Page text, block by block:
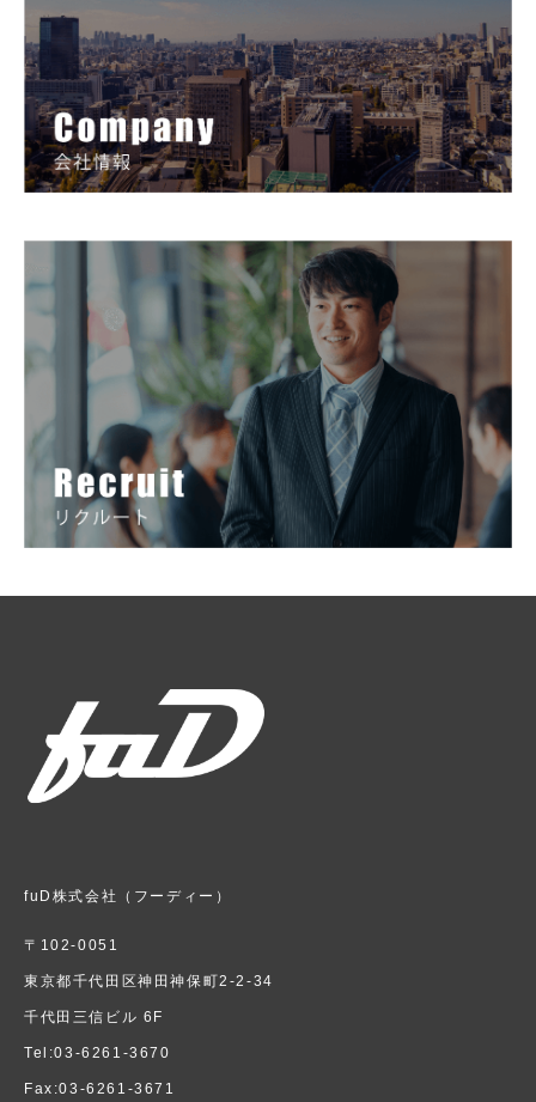
fuD株式会社（フーディー）
〒102-0051
東京都千代田区神田神保町2-2-34
千代田三信ビル 6F
Tel:03-6261-3670
Fax:03-6261-3671